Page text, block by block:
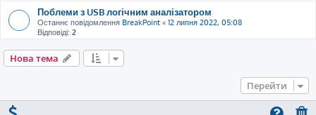
Поблеми з USB логічним аналізатором
Останнє повідомлення BreakPoint « 12 липня 2022, 05:08
Відповіді: 2
Нова тема
Перейти